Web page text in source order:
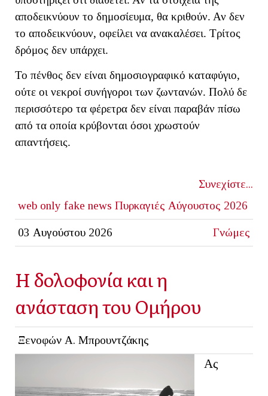
αποδεικνύουν το δημοσίευμα, θα κριθούν. Αν δεν
το αποδεικνύουν, οφείλει να ανακαλέσει. Τρίτος
δρόμος δεν υπάρχει.
Το πένθος δεν είναι δημοσιογραφικό καταφύγιο,
ούτε οι νεκροί συνήγοροι των ζωντανών. Πολύ δε
περισσότερο τα φέρετρα δεν είναι παραβάν πίσω
από τα οποία κρύβονται όσοι χρωστούν
απαντήσεις.
Συνεχίστε...
web only fake news Πυρκαγιές Αύγουστος 2026
03 Αυγούστου 2026 Γνώμες
Η δολοφονία και η
ανάσταση του Ομήρου
Ξενοφών Α. Μπρουντζάκης
Ας